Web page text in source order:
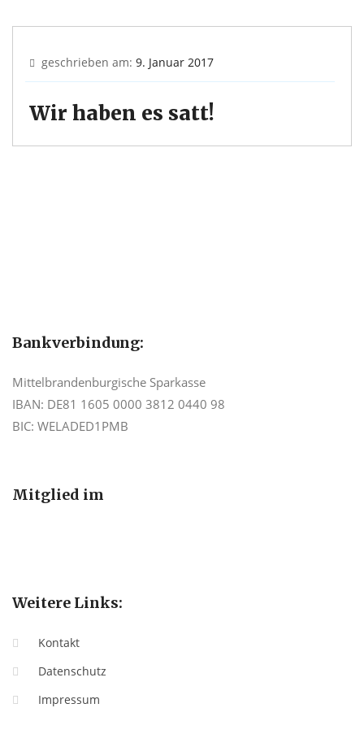
geschrieben am: 9. Januar 2017
Wir haben es satt!
Bankverbindung:
Mittelbrandenburgische Sparkasse
IBAN: DE81 1605 0000 3812 0440 98
BIC: WELADED1PMB
Mitglied im
Weitere Links:
Kontakt
Datenschutz
Impressum